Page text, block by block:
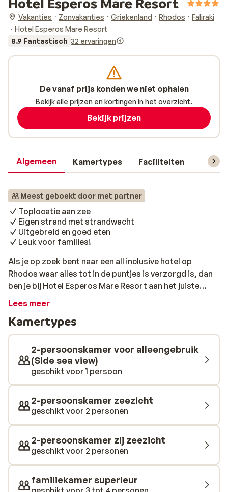
Vakanties Zonvakanties Griekenland Rhodos
Faliraki
Hotel Esperos Mare Resort
8.9 Fantastisch 32 ervaringen
Algemeen Kamertypes Faciliteiten
Meest geboekt door met partner
Toplocatie aan zee
Eigen strand met strandwacht
Uitgebreid en goed eten
Leuk voor families!
Als je op zoek bent naar een all inclusive hotel op
Rhodos waar alles tot in de puntjes is verzorgd is, dan
ben je bij Hotel Esperos Mare Resort aan het juiste
adres. Een fantastische locatie aan het strand, check.
hedendaags comfort, check. En een prachtig zwembad
met uitzicht over zee en een lazy river, check, check,
check. Hoeveel vinkjes heb je afgevinkt? Dit
kindvriendelijke vakantieparadijs is ook nog eens leuk
voor alle leeftijden. Dat komt omdat er van alles te
doen is: van midgetgolf en beachvolleybal tot tennissen
en yoga. Voor optimale ontspanning is er een
wellnesscenter. Hier worden lichaam en geest weer
helemaal in balans gebracht tijdens een heerlijke
Lees meer
Kamertypes
2-persoonskamer voor alleengebruik
(Side sea view)
geschikt voor 1 persoon
2-persoonskamer zeezicht
geschikt voor 2 personen
2-persoonskamer zij zeezicht
geschikt voor 2 personen
familiekamer superieur
De vanaf prijs konden we niet ophalen
Bekijk alle prijzen en kortingen in het overzicht.
Bekijk prijzen